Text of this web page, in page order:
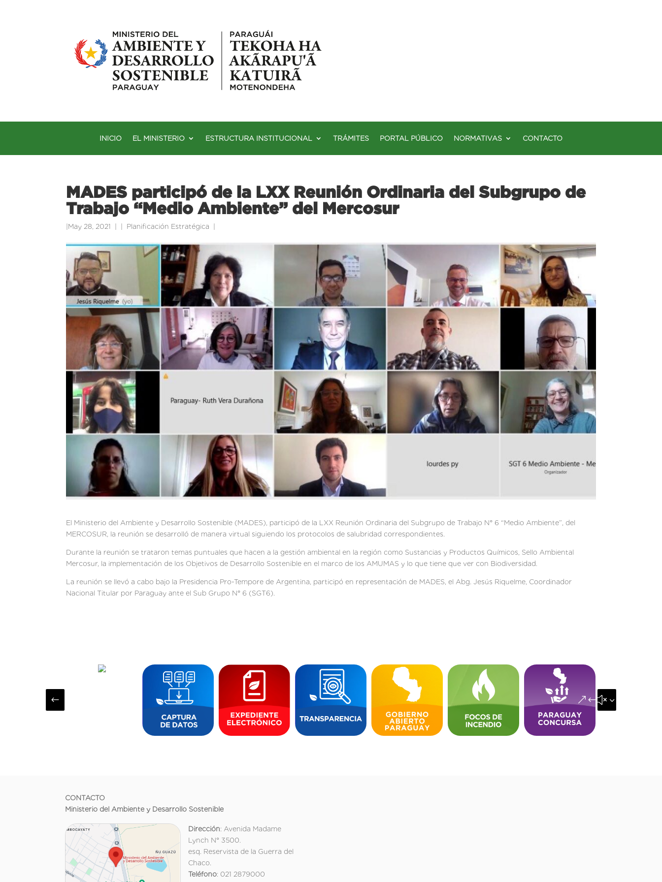
INICIO EL MINISTERIO ESTRUCTURA INSTITUCIONAL TRÁMITES PORTAL PÚBLICO NORMATIVAS CONTACTO
MADES participó de la LXX Reunión Ordinaria del Subgrupo de
Trabajo “Medio Ambiente” del Mercosur
May 28, 2021 Planificación Estratégica
El Ministerio del Ambiente y Desarrollo Sostenible (MADES), participó de la LXX Reunión Ordinaria del Subgrupo de Trabajo N° 6 “Medio Ambiente”, del
MERCOSUR, la reunión se desarrolló de manera virtual siguiendo los protocolos de salubridad correspondientes.
Durante la reunión se trataron temas puntuales que hacen a la gestión ambiental en la región como Sustancias y Productos Químicos, Sello Ambiental
Mercosur, la implementación de los Objetivos de Desarrollo Sostenible en el marco de los AMUMAS y lo que tiene que ver con Biodiversidad.
La reunión se llevó a cabo bajo la Presidencia Pro-Tempore de Argentina, participó en representación de MADES, el Abg. Jesús Riquelme, Coordinador
Nacional Titular por Paraguay ante el Sub Grupo N° 6 (SGT6).
# &#x35;
CONTACTO
Ministerio del Ambiente y Desarrollo Sostenible
Dirección: Avenida Madame
Lynch N° 3500.
esq. Reservista de la Guerra del
Chaco.
Teléfono: 021 2879000